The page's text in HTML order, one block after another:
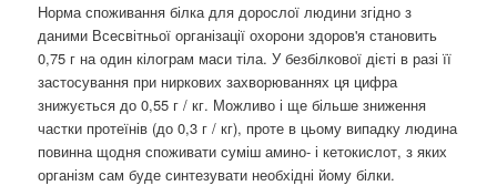
Норма споживання білка для дорослої людини згідно з
даними Всесвітньої організації охорони здоров'я становить
0,75 г на один кілограм маси тіла. У безбілкової дієті в разі її
застосування при ниркових захворюваннях ця цифра
знижується до 0,55 г / кг. Можливо і ще більше зниження
частки протеїнів (до 0,3 г / кг), проте в цьому випадку людина
повинна щодня споживати суміш амино- і кетокислот, з яких
організм сам буде синтезувати необхідні йому білки.